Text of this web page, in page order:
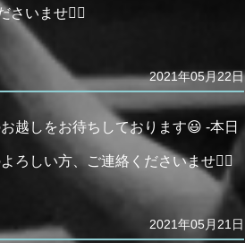
さいませ🙇‍♂️
2021年05月22日
越しをお待ちしております😃 -本日
しい方、ご連絡くださいませ🙇‍♂️
2021年05月21日